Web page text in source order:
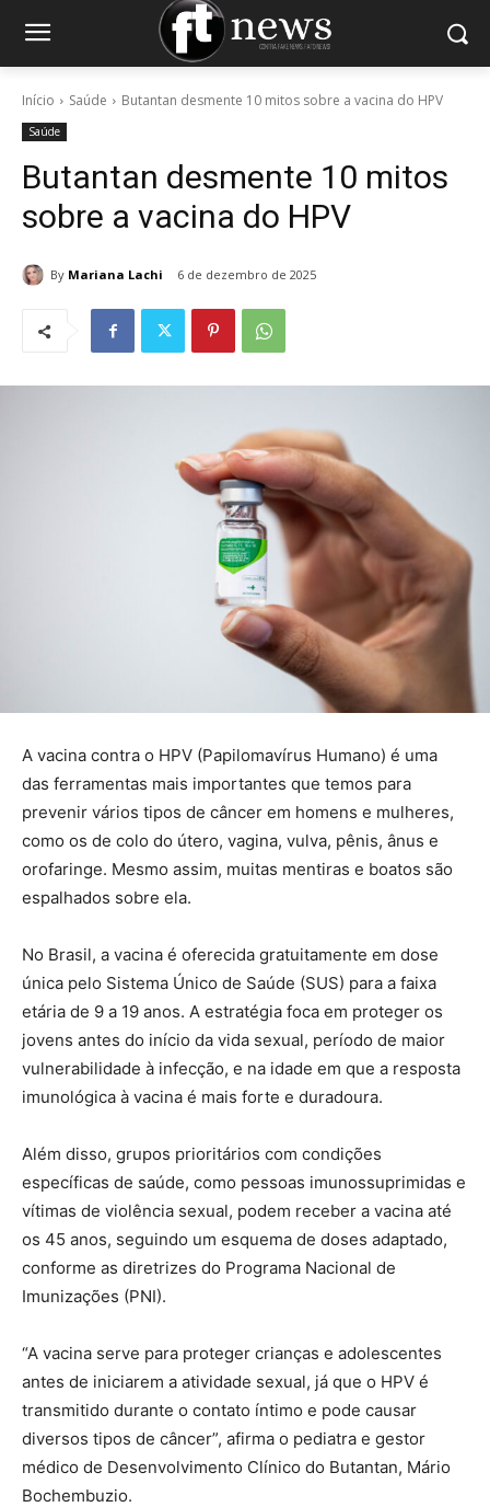
Início Saúde Butantan desmente 10 mitos sobre a vacina do HPV
Saúde
Butantan desmente 10 mitos
sobre a vacina do HPV
By Mariana Lachi 6 de dezembro de 2025
A vacina contra o HPV (Papilomavírus Humano) é uma
das ferramentas mais importantes que temos para
prevenir vários tipos de câncer em homens e mulheres,
como os de colo do útero, vagina, vulva, pênis, ânus e
orofaringe. Mesmo assim, muitas mentiras e boatos são
espalhados sobre ela.
No Brasil, a vacina é oferecida gratuitamente em dose
única pelo Sistema Único de Saúde (SUS) para a faixa
etária de 9 a 19 anos. A estratégia foca em proteger os
jovens antes do início da vida sexual, período de maior
vulnerabilidade à infecção, e na idade em que a resposta
imunológica à vacina é mais forte e duradoura.
Além disso, grupos prioritários com condições
específicas de saúde, como pessoas imunossuprimidas e
vítimas de violência sexual, podem receber a vacina até
os 45 anos, seguindo um esquema de doses adaptado,
conforme as diretrizes do Programa Nacional de
Imunizações (PNI).
“A vacina serve para proteger crianças e adolescentes
antes de iniciarem a atividade sexual, já que o HPV é
transmitido durante o contato íntimo e pode causar
diversos tipos de câncer”, afirma o pediatra e gestor
médico de Desenvolvimento Clínico do Butantan, Mário
Bochembuzio.